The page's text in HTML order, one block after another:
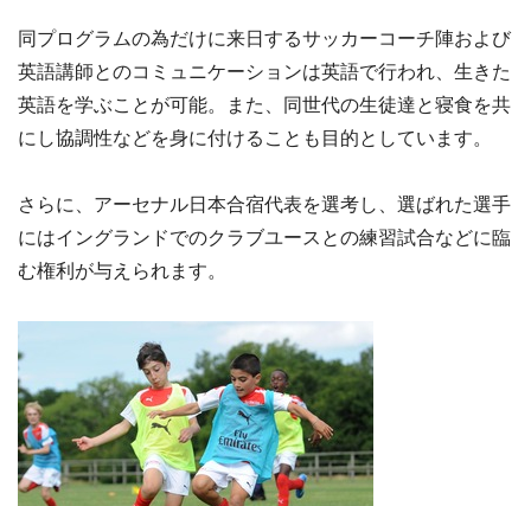
同プログラムの為だけに来日するサッカーコーチ陣および
英語講師とのコミュニケーションは英語で行われ、生きた
英語を学ぶことが可能。また、同世代の生徒達と寝食を共
にし協調性などを身に付けることも目的としています。
さらに、アーセナル日本合宿代表を選考し、選ばれた選手
にはイングランドでのクラブユースとの練習試合などに臨
む権利が与えられます。